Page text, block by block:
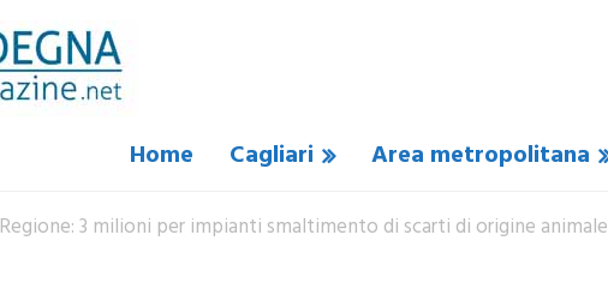
Home Cagliari Area metropolitana
Regione: 3 milioni per impianti smaltimento di scarti di origine animale